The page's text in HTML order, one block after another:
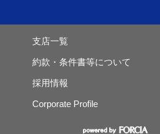
支店一覧
約款・条件書等について
採用情報
Corporate Profile